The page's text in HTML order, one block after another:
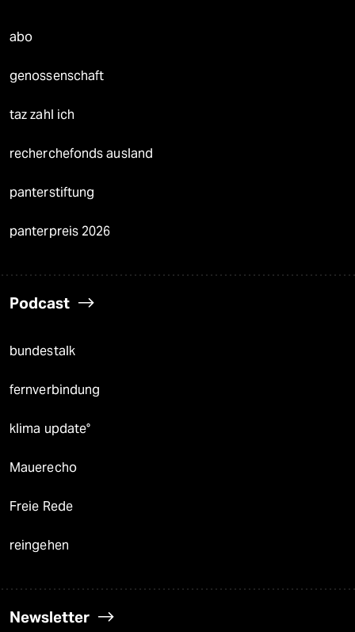
abo
genossenschaft
taz zahl ich
recherchefonds ausland
panterstiftung
panterpreis 2026
Podcast
bundestalk
fernverbindung
klima update°
Mauerecho
Freie Rede
reingehen
Newsletter